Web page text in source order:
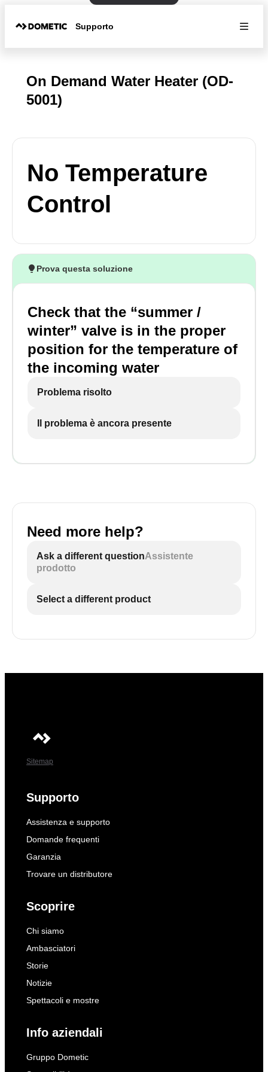
Supporto
On Demand Water Heater (OD-
5001)
No Temperature
Control
Prova questa soluzione
Check that the “summer /
winter” valve is in the proper
position for the temperature of
the incoming water
Problema risolto
Il problema è ancora presente
Need more help?
Ask a different questionAssistente
prodotto
Select a different product
Sitemap
Supporto
Assistenza e supporto
Domande frequenti
Garanzia
Trovare un distributore
Scoprire
Chi siamo
Ambasciatori
Storie
Notizie
Spettacoli e mostre
Info aziendali
Gruppo Dometic